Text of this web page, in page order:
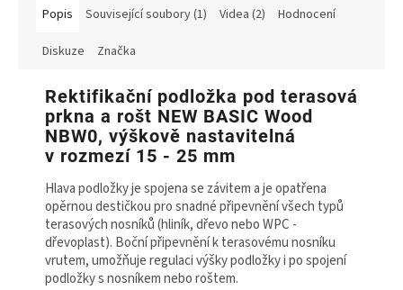
Popis Související soubory (1) Videa (2) Hodnocení
Diskuze Značka
Rektifikační podložka pod terasová
prkna a rošt NEW BASIC Wood
NBW0, výškově nastavitelná
v rozmezí 15 - 25 mm
Hlava podložky je spojena se závitem a je opatřena
opěrnou destičkou pro snadné připevnění všech typů
terasových nosníků (hliník, dřevo nebo WPC -
dřevoplast). Boční připevnění k terasovému nosníku
vrutem, umožňuje regulaci výšky podložky i po spojení
podložky s nosníkem nebo roštem.